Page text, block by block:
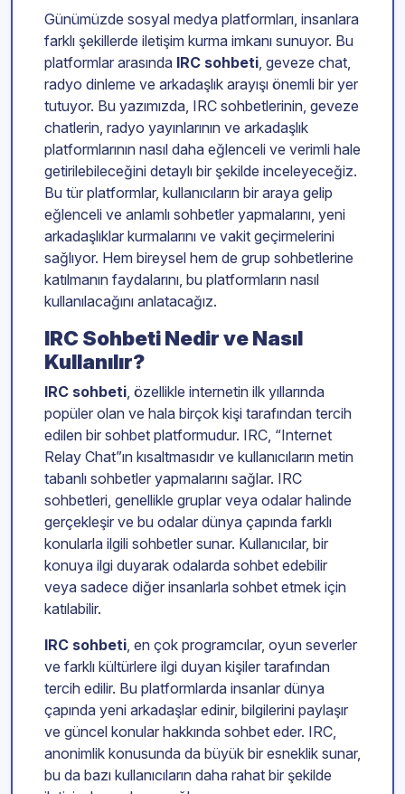
Günümüzde sosyal medya platformları, insanlara
farklı şekillerde iletişim kurma imkanı sunuyor. Bu
platformlar arasında IRC sohbeti, geveze chat,
radyo dinleme ve arkadaşlık arayışı önemli bir yer
tutuyor. Bu yazımızda, IRC sohbetlerinin, geveze
chatlerin, radyo yayınlarının ve arkadaşlık
platformlarının nasıl daha eğlenceli ve verimli hale
getirilebileceğini detaylı bir şekilde inceleyeceğiz.
Bu tür platformlar, kullanıcıların bir araya gelip
eğlenceli ve anlamlı sohbetler yapmalarını, yeni
arkadaşlıklar kurmalarını ve vakit geçirmelerini
sağlıyor. Hem bireysel hem de grup sohbetlerine
katılmanın faydalarını, bu platformların nasıl
kullanılacağını anlatacağız.
IRC Sohbeti Nedir ve Nasıl
Kullanılır?
IRC sohbeti, özellikle internetin ilk yıllarında
popüler olan ve hala birçok kişi tarafından tercih
edilen bir sohbet platformudur. IRC, “Internet
Relay Chat”ın kısaltmasıdır ve kullanıcıların metin
tabanlı sohbetler yapmalarını sağlar. IRC
sohbetleri, genellikle gruplar veya odalar halinde
gerçekleşir ve bu odalar dünya çapında farklı
konularla ilgili sohbetler sunar. Kullanıcılar, bir
konuya ilgi duyarak odalarda sohbet edebilir
veya sadece diğer insanlarla sohbet etmek için
katılabilir.
IRC sohbeti, en çok programcılar, oyun severler
ve farklı kültürlere ilgi duyan kişiler tarafından
tercih edilir. Bu platformlarda insanlar dünya
çapında yeni arkadaşlar edinir, bilgilerini paylaşır
ve güncel konular hakkında sohbet eder. IRC,
anonimlik konusunda da büyük bir esneklik sunar,
bu da bazı kullanıcıların daha rahat bir şekilde